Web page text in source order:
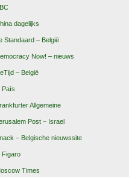
dagelijks
Standaard – België
Now! – nieuws
– België
País
Allgemeine
Post – Israel
– Belgische nieuwssite
Figaro
Times